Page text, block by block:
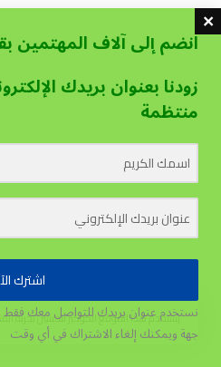
يستخدم هذا الموقع الكوكيز لتحسين تجربة
انضم إلى آلاف المهتمين
زودنا بعنوان بريدك
منتظمة
اشترك
نستخدم عنوان بريدك للتواصل معك فقط
جهةويمكنك إلغاء الاشتراك في أي وقت